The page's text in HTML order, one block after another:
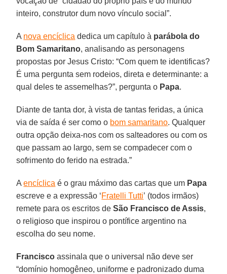
inteiro, construtor dum novo vínculo social”.
A nova encíclica dedica um capítulo à parábola do
Bom Samaritano, analisando as personagens
propostas por Jesus Cristo: “Com quem te identificas?
É uma pergunta sem rodeios, direta e determinante: a
qual deles te assemelhas?”, pergunta o Papa.
Diante de tanta dor, à vista de tantas feridas, a única
via de saída é ser como o bom samaritano. Qualquer
outra opção deixa-nos com os salteadores ou com os
que passam ao largo, sem se compadecer com o
sofrimento do ferido na estrada.”
Aencíclica é o grau máximo das cartas que um Papa
escreve e a expressão ‘Fratelli Tutti’ (todos irmãos)
remete para os escritos deSão Francisco de Assis,
o religioso que inspirou o pontífice argentino na
escolha do seu nome.
Francisco assinala que o universal não deve ser
“domínio homogêneo, uniforme e padronizado duma